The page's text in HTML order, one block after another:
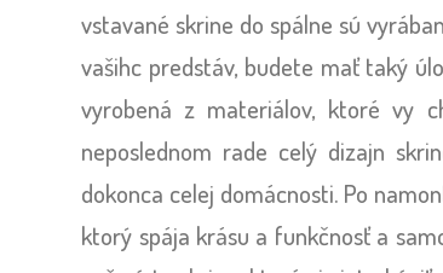
vstavané skrine do spálne sú
vašihc predstáv, budete mať taký
vyrobená z materiálov, ktoré vy
neposlednom rade celý dizajn
dokonca celej domácnosti. Po
ktorý spája krásu a funkčnosť a